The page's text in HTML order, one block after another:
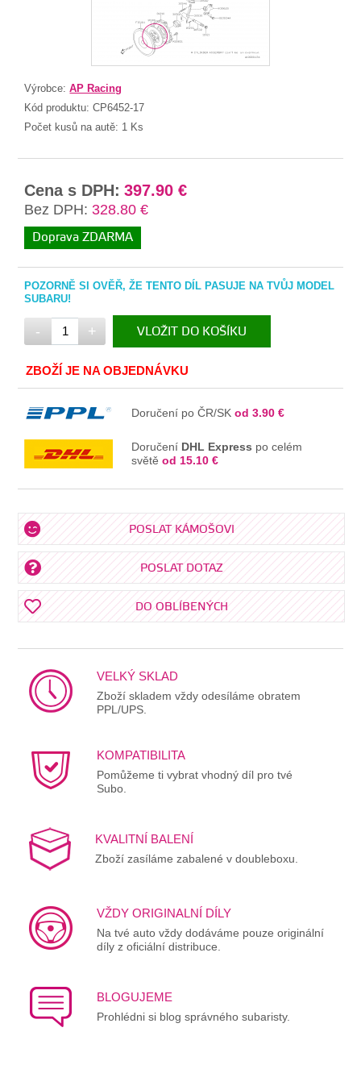
Výrobce:AP Racing
Kód produktu:CP6452-17
Počet kusů na autě: 1 Ks
Cena s DPH: 397.90 €
Bez DPH: 328.80 €
Doprava ZDARMA
POZORNĚ SI OVĚŘ, ŽE TENTO DÍL PASUJE NA TVŮJ MODEL
SUBARU!
- + VLOŽIT DO KOŠÍKU
V KOŠÍKU
ZBOŽÍ JE NA OBJEDNÁVKU
Doručení po ČR/SKod 3.90 €
Doručení DHL Express po celém
světěod 15.10 €
POSLAT KÁMOŠOVI
POSLAT DOTAZ
DO OBLÍBENÝCH
VELKÝ SKLAD
Zboží skladem vždy odesíláme obratem
PPL/UPS.
KOMPATIBILITA
Pomůžeme ti vybrat vhodný díl pro tvé
Subo.
KVALITNÍ BALENÍ
Zboží zasíláme zabalené v doubleboxu.
VŽDY ORIGINALNÍ DÍLY
Na tvé auto vždy dodáváme pouze originální
díly z oficiální distribuce.
BLOGUJEME
Prohlédni si blog správného subaristy.